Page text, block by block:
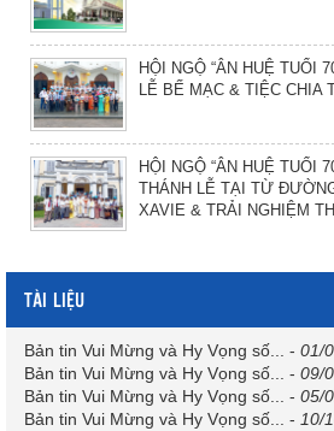
HỘI NGỘ “ÂN HUỆ TUỔI
LỄ BẾ MẠC & TIỆC CHIA
HỘI NGỘ “ÂN HUỆ TUỔI
THÁNH LỄ TẠI TỪ
XAVIE & TRẢI NGHIỆM
TÀI LIỆU
Bản tin Vui Mừng và Hy Vọng số... - 01/
Bản tin Vui Mừng và Hy Vọng số... - 09/
Bản tin Vui Mừng và Hy Vọng số... - 05/
Bản tin Vui Mừng và Hy Vọng số... - 10/